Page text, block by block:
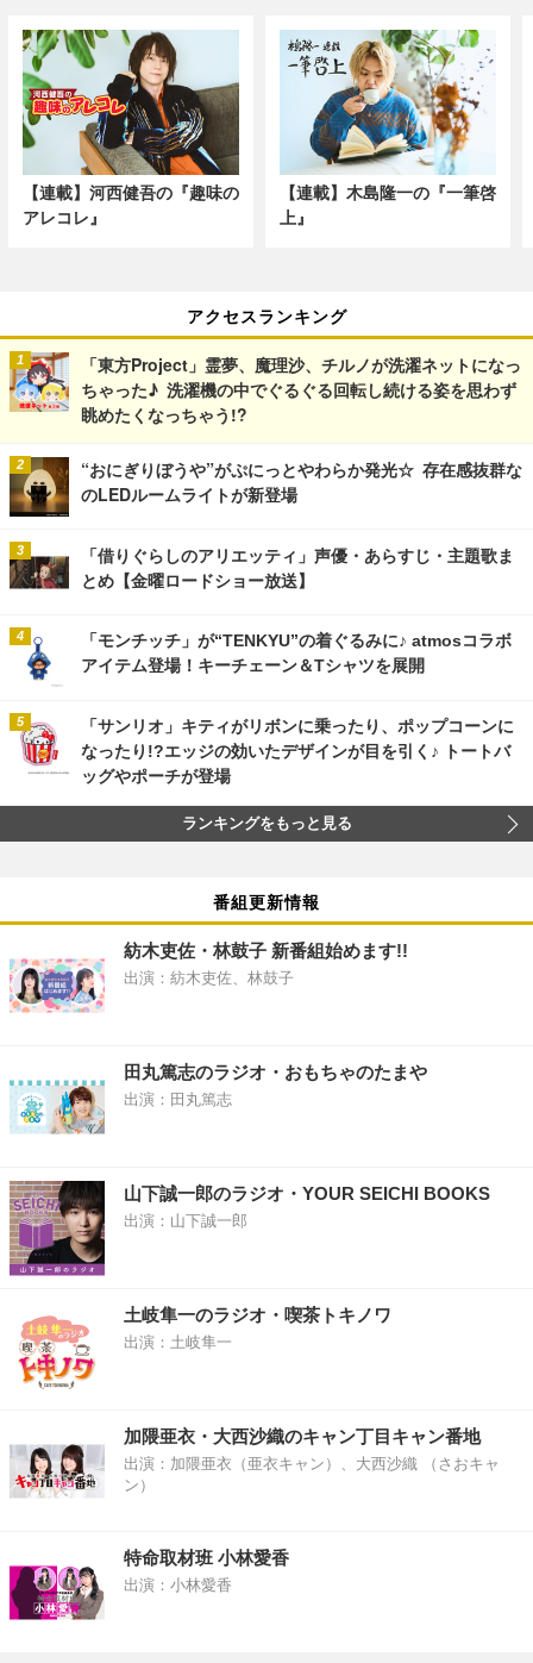
【連載】河西健吾の『趣味の
アレコレ』
【連載】木島隆一の『一筆啓
上』
アクセスランキング
「東方Project」霊夢、魔理沙、チルノが洗濯ネットになっ
ちゃった♪ 洗濯機の中でぐるぐる回転し続ける姿を思わず
眺めたくなっちゃう!?
“おにぎりぼうや”がぷにっとやわらか発光☆ 存在感抜群な
のLEDルームライトが新登場
「借りぐらしのアリエッティ」声優・あらすじ・主題歌ま
とめ【金曜ロードショー放送】
「モンチッチ」が“TENKYU”の着ぐるみに♪ atmosコラボ
アイテム登場！キーチェーン＆Tシャツを展開
「サンリオ」キティがリボンに乗ったり、ポップコーンに
なったり!?エッジの効いたデザインが目を引く♪ トートバ
ッグやポーチが登場
ランキングをもっと見る
番組更新情報
紡木吏佐・林鼓子 新番組始めます!!
出演：紡木吏佐、林鼓子
田丸篤志のラジオ・おもちゃのたまや
出演：田丸篤志
山下誠一郎のラジオ・YOUR SEICHI BOOKS
出演：山下誠一郎
土岐隼一のラジオ・喫茶トキノワ
出演：土岐隼一
加隈亜衣・大西沙織のキャン丁目キャン番地
出演：加隈亜衣（亜衣キャン）、大西沙織 （さおキャ
ン）
特命取材班 小林愛香
出演：小林愛香